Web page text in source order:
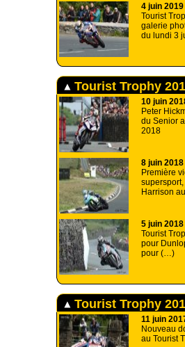
4 juin 2019
Tourist
galerie
du lundi 3
Tourist Trophy
10 juin
Peter
du Senior
2018
8 juin 2018
Première
Harrison
5 juin 2018
Tourist
pour
pour (…)
Tourist Trophy
11 juin
Nouveau
au Tourist